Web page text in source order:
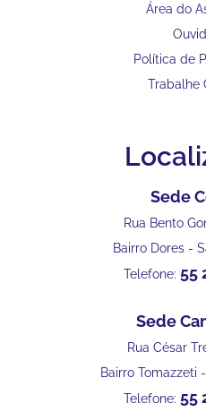
Área do
Política de
Trabalhe
Sede
Rua Bento
Bairro Dores -
Telefone: 55
Sede
Rua César
Bairro Tomazzeti
Telefone: 55